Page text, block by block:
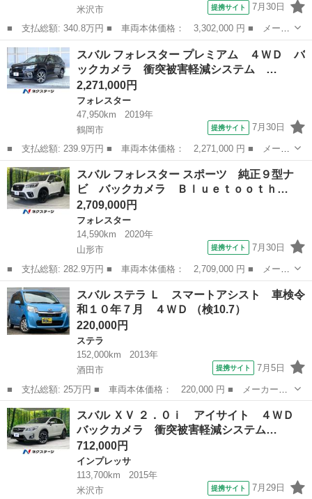
米沢市
提携サイト 7月30日
■ 支払総額: 340.8万円 ■ 車両本体価格： 3,302,000 円 ■ メーカ
ー名： スバル ■ 車種名： フォレスター ■ グレード名： ＳＴ
Ｉスポーツ 禁煙車／ワンオーナー／全方位カメラ／純ナビ／ドラレ
コ／ＥＴ...
山形 米沢市
スバル フォレスター プレミアム ４ＷＤ バ
ックカメラ 衝突被害軽減システム …
2,271,000円
フォレスター
47,950km
2019年
鶴岡市
提携サイト 7月30日
■ 支払総額: 239.9万円 ■ 車両本体価格： 2,271,000 円 ■ メーカ
ー名： スバル ■ 車種名： フォレスター ■ グレード名： プレ
ミアム ４ＷＤ バックカメラ 衝突被害軽減システム レーダーク
ルーズ ...
山形 鶴岡市
スバル フォレスター スポーツ 純正９型ナ
ビ バックカメラ Ｂｌｕｅｔｏｏｔｈ…
2,709,000円
フォレスター
14,590km
2020年
山形市
提携サイト 7月30日
■ 支払総額: 282.9万円 ■ 車両本体価格： 2,709,000 円 ■ メーカ
ー名： スバル ■ 車種名： フォレスター ■ グレード名： スポ
ーツ 純正９型ナビ バックカメラ Ｂｌｕｅｔｏｏｔｈ ＥＴＣ
フルセグ...
山形 山形市
スバル ステラ Ｌ スマートアシスト 車検令
和１０年７月 ４ＷＤ （検10.7）
220,000円
ステラ
152,000km
2013年
酒田市
提携サイト 7月5日
■ 支払総額: 25万円 ■ 車両本体価格： 220,000 円 ■ メーカー
名： スバル ■ 車種名： ステラ ■ グレード名： Ｌ スマート
アシスト 車検令和１０年７月 ４ＷＤ ■ 排気量： 660cc ■ ドア
枚数：...
山形 酒田市
スバル ＸＶ ２．０ｉ アイサイト ４ＷＤ
バックカメラ 衝突被害軽減システム…
712,000円
インプレッサ
113,700km
2015年
米沢市
提携サイト 7月29日